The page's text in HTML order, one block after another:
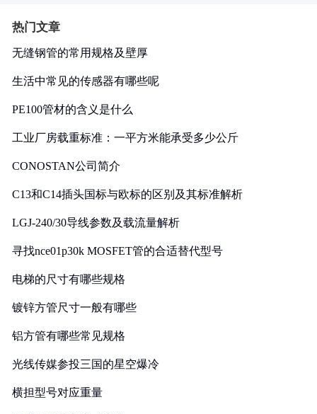
热门文章
无缝钢管的常用规格及壁厚
生活中常见的传感器有哪些呢
PE100管材的含义是什么
工业厂房载重标准：一平方米能承受多少公斤
CONOSTAN公司简介
C13和C14插头国标与欧标的区别及其标准解析
LGJ-240/30导线参数及载流量解析
寻找nce01p30k MOSFET管的合适替代型号
电梯的尺寸有哪些规格
镀锌方管尺寸一般有哪些
铝方管有哪些常见规格
光线传媒参投三国的星空爆冷
横担型号对应重量